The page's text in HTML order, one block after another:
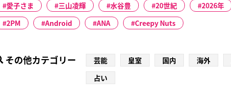
愛子さま 三山凌輝 水谷豊 20世紀 2026年
2PM
Android ANA Creepy Nuts
その他カテゴリー 芸能 皇室 国内 海外
占い